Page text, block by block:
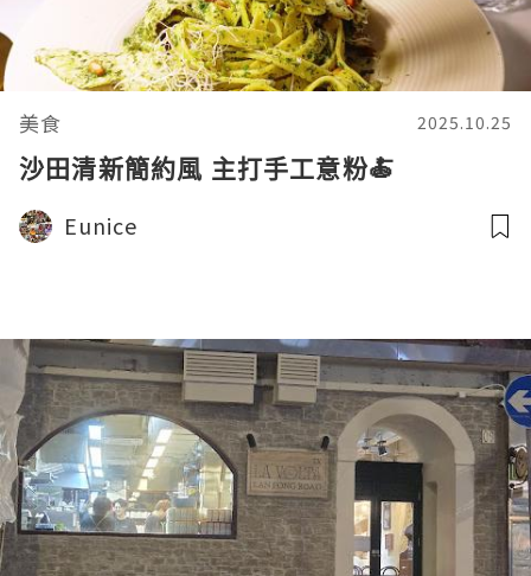
美食 2025.10.25
沙田清新簡約風 主打手工意粉🍝
Eunice